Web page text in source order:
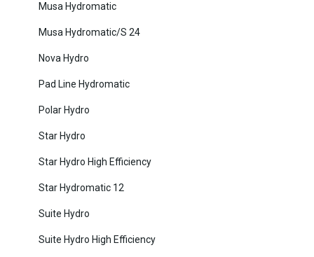
Musa Hydromatic
Musa Hydromatic/S 24
Nova Hydro
Pad Line Hydromatic
Polar Hydro
Star Hydro
Star Hydro High Efficiency
Star Hydromatic 12
Suite Hydro
Suite Hydro High Efficiency